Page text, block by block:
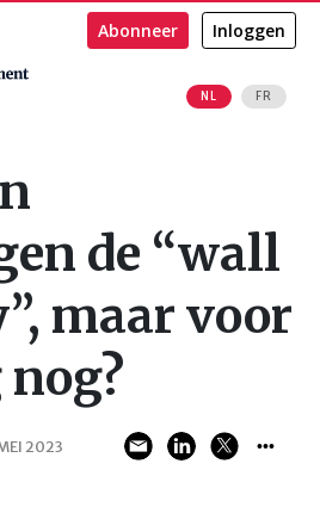
NL FR
Abonneer Inloggen
de “wall
maar voor
2023